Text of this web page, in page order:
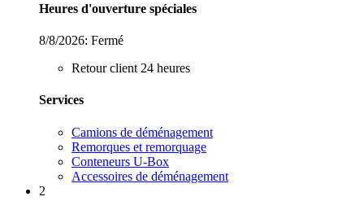
Heures d'ouverture spéciales
8/8/2026: Fermé
Retour client 24 heures
Services
Camions de déménagement
Remorques et remorquage
Conteneurs U-Box
Accessoires de déménagement
2